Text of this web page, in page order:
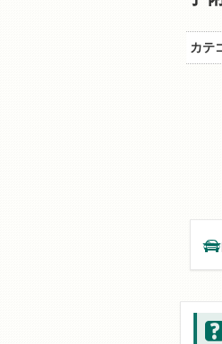
カテ